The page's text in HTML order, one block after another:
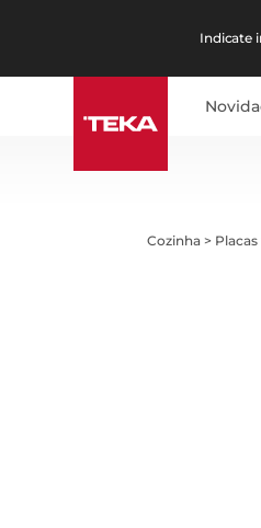
Indicate
Cozinha > Placas